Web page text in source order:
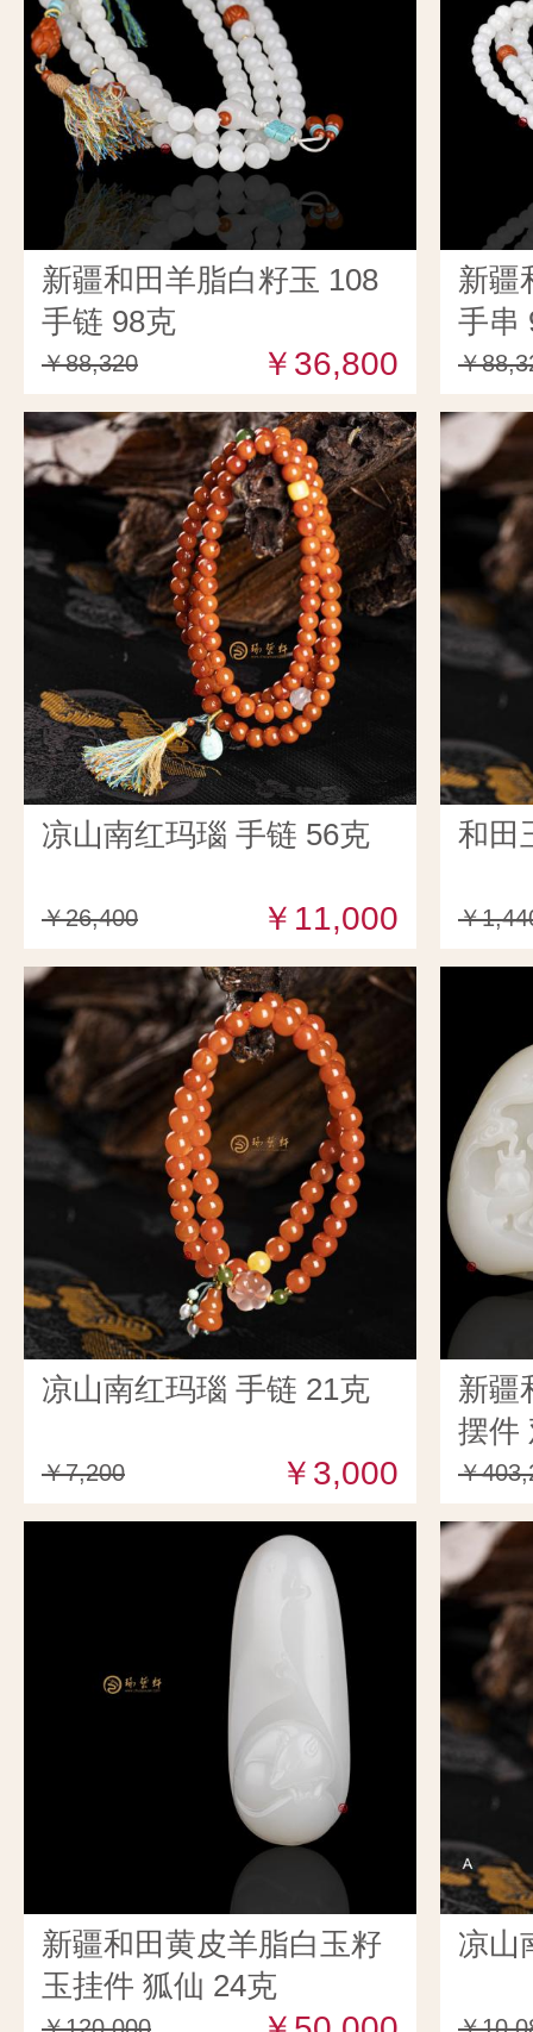
新疆和田羊脂白籽玉 108
手链 98克
￥88,320 ￥36,800
新疆
手串
￥
凉山南红玛瑙 手链 56克
￥26,400 ￥11,000
和田
￥
凉山南红玛瑙 手链 21克
￥7,200 ￥3,000
新疆
摆件
￥
新疆和田黄皮羊脂白玉籽
玉挂件 狐仙 24克
凉山